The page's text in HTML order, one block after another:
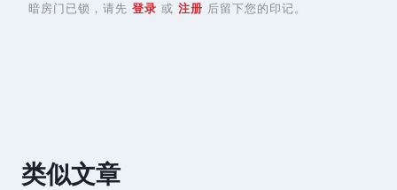
暗房门已锁，请先 登录 或 注册 后留下您的印记。
类似文章